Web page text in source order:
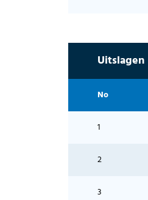
Uitslagen
No
1
2
3